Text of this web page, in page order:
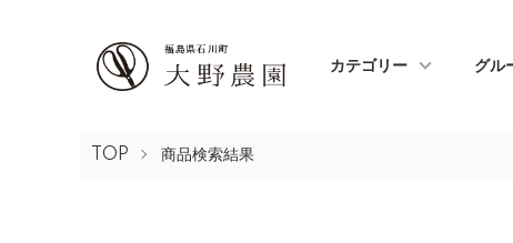
カテゴリー グル
TOP 商品検索結果